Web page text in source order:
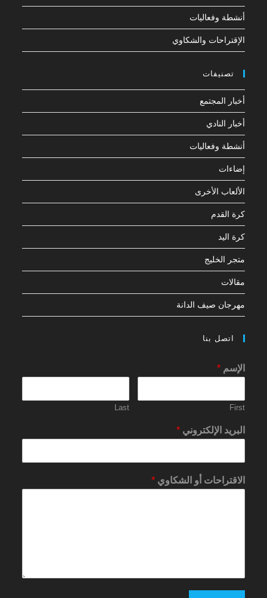
أنشطة وفعاليات
الإقتراحات والشكاوي
تصنيفات
أخبار المجتمع
أخبار النادي
أنشطة وفعاليات
إضاءات
الألعاب الأخرى
كرة القدم
كرة اليد
متجر الخليج
مقالات
مهرجان صيف الدانة
اتصل بنا
الإسم*
First
Last
البريد الإلكتروني*
الاقتراحات أو الشكاوي*